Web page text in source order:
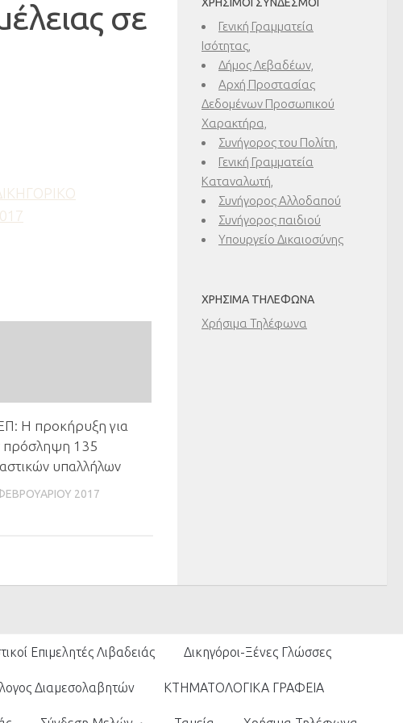
σε
Η προκήρυξη για
πρόσληψη 135
υπαλλήλων
2017
Γενική Γραμματεία
Ισότητας,
Δήμος Λεβαδέων,
Αρχή Προστασίας
Δεδομένων Προσωπικού
Χαρακτήρα,
Συνήγορος του Πολίτη,
Γενική Γραμματεία
Καταναλωτή,
Συνήγορος Αλλοδαπού
Συνήγορος παιδιού
Υπουργείο Δικαιοσύνης
ΧΡΉΣΙΜΑ ΤΗΛΈΦΩΝΑ
Χρήσιμα Τηλέφωνα
Επιμελητές Λιβαδειάς Δικηγόροι-Ξένες Γλώσσες
Διαμεσολαβητών ΚΤΗΜΑΤΟΛΟΓΙΚΑ ΓΡΑΦΕΙΑ